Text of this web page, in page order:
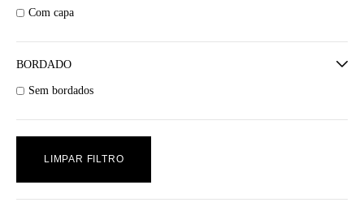
Com capa
BORDADO
Sem bordados
LIMPAR FILTRO